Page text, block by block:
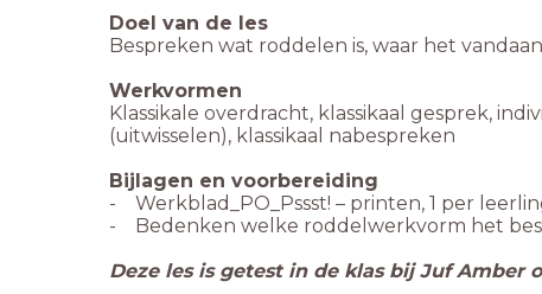
Doel van de les
Bespreken wat roddelen is, waar het
Werkvormen
Klassikale overdracht, klassikaal gesprek,
(uitwisselen), klassikaal nabespreken
Bijlagen en voorbereiding
- Werkblad_PO_Pssst! – printen, 1 per
- Bedenken welke roddelwerkvorm het
Deze les is getest in de klas bij Juf Amber